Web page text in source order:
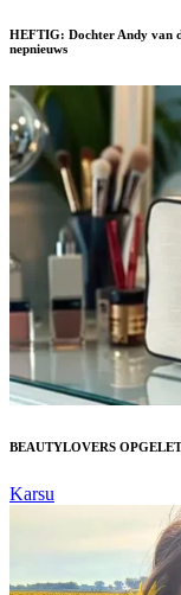
HEFTIG: Dochter Andy van
nepnieuws
BEAUTYLOVERS
Karsu